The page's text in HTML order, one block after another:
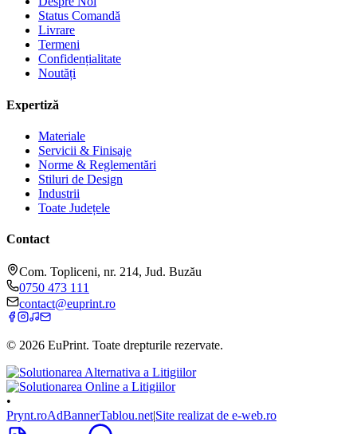
Status Comandă
Livrare
Termeni
Confidențialitate
Noutăți
Expertiză
Materiale
Servicii & Finisaje
Norme & Reglementări
Stiluri de Design
Industrii
Toate Județele
Contact
Com. Topliceni, nr. 214, Jud. Buzău
0750 473 111
contact@euprint.ro
© 2026 EuPrint. Toate drepturile rezervate.
•
Prynt.roAdBannerTablou.net|Site realizat de e-web.ro